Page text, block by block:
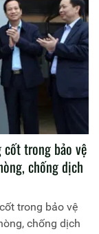
cốt trong bảo vệ
chống dịch
trong bảo vệ
chống dịch